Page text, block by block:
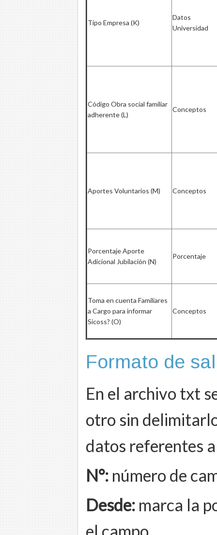
Tipo Empresa (K)
Datos
Universidad
Código Obra social familiar
adherente (L)
Conceptos
Aportes Voluntarios (M) Conceptos
Porcentaje Aporte
Adicional Jubilación (N)
Porcentaje
Toma en cuenta Familiares
a Cargo para informar
Sicoss? (O)
Conceptos
Formato de
En el archivo txt
otro sin
datos referentes
N°: número de
Desde: marca la
el campo.